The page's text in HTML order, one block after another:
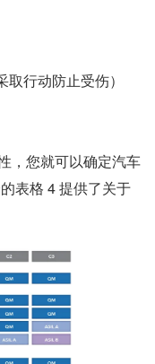
行动防止受伤）
，您就可以确定汽车
表格 4 提供了关于